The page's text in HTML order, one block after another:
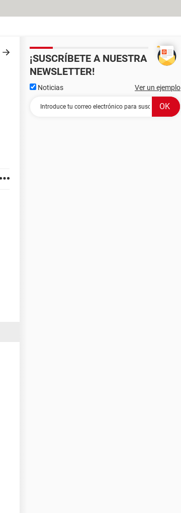
¡SUSCRÍBETE A NUESTRA
NEWSLETTER!
Noticias Ver un ejemplo